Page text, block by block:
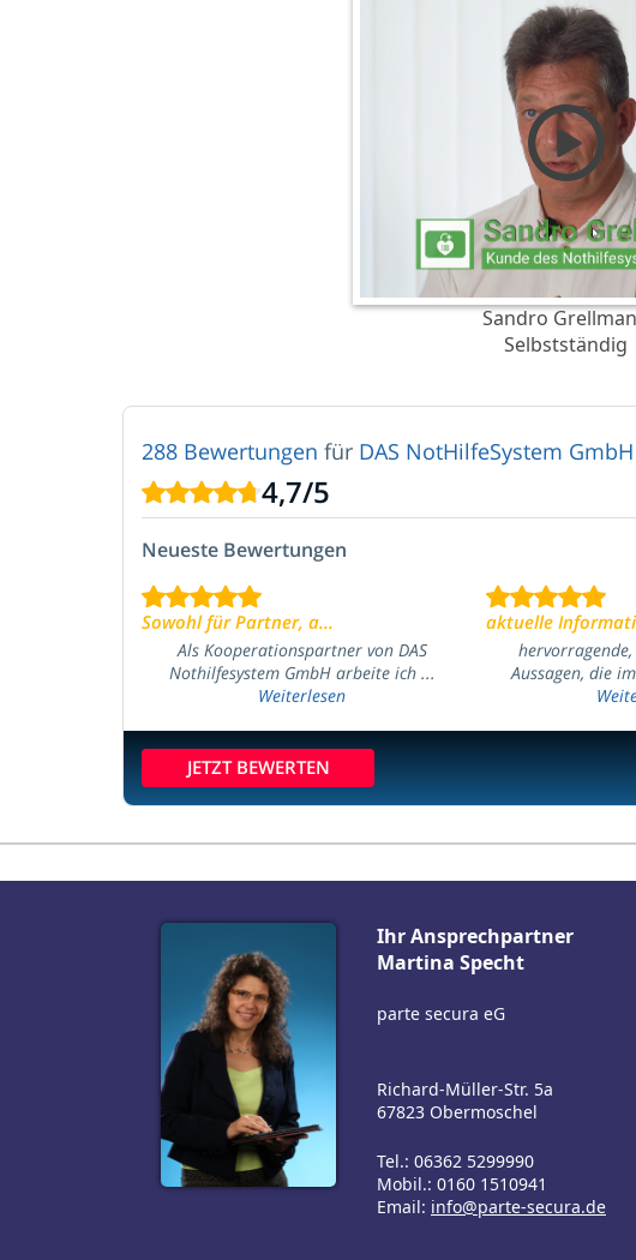
Sandro
Selbstständig
288 Bewertungen für DAS NotHilfeSystem GmbH
4,7/5
Neueste Bewertungen
Sowohl für Partner, a...
Als Kooperationspartner von DAS
Nothilfesystem GmbH arbeite ich ...
Weiterlesen
aktuelle
Aussagen, die
JETZT BEWERTEN
Ihr Ansprechpartner
Martina Specht
parte secura eG
Richard-Müller-Str. 5a
67823 Obermoschel
Tel.: 06362 5299990
Mobil.: 0160 1510941
Email: info@parte-secura.de